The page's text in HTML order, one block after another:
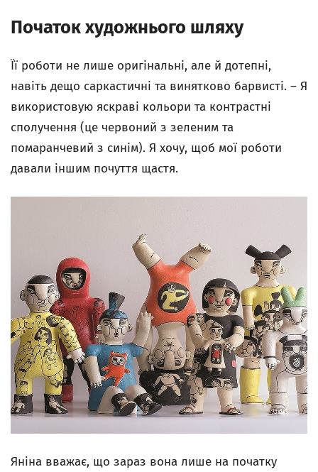
Початок художнього шляху
Її роботи не лише оригінальні, але й дотепні,
навіть дещо саркастичні та винятково барвисті. – Я
використовую яскраві кольори та контрастні
сполучення (це червоний з зеленим та
помаранчевий з синім). Я хочу, щоб мої роботи
давали іншим почуття щастя.
Яніна вважає, що зараз вона лише на початку